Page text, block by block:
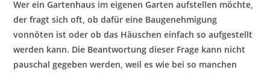
Wer ein Gartenhaus im eigenen Garten aufstellen möchte,
der fragt sich oft, ob dafür eine Baugenehmigung
vonnöten ist oder ob das Häuschen einfach so aufgestellt
werden kann. Die Beantwortung dieser Frage kann nicht
pauschal gegeben werden, weil es wie bei so manchen